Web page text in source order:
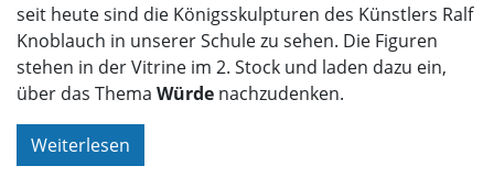
seit heute sind die Königsskulpturen des Künstlers Ralf
Knoblauch in unserer Schule zu sehen. Die Figuren
stehen in der Vitrine im 2. Stock und laden dazu ein,
über das Thema Würde nachzudenken.
Weiterlesen